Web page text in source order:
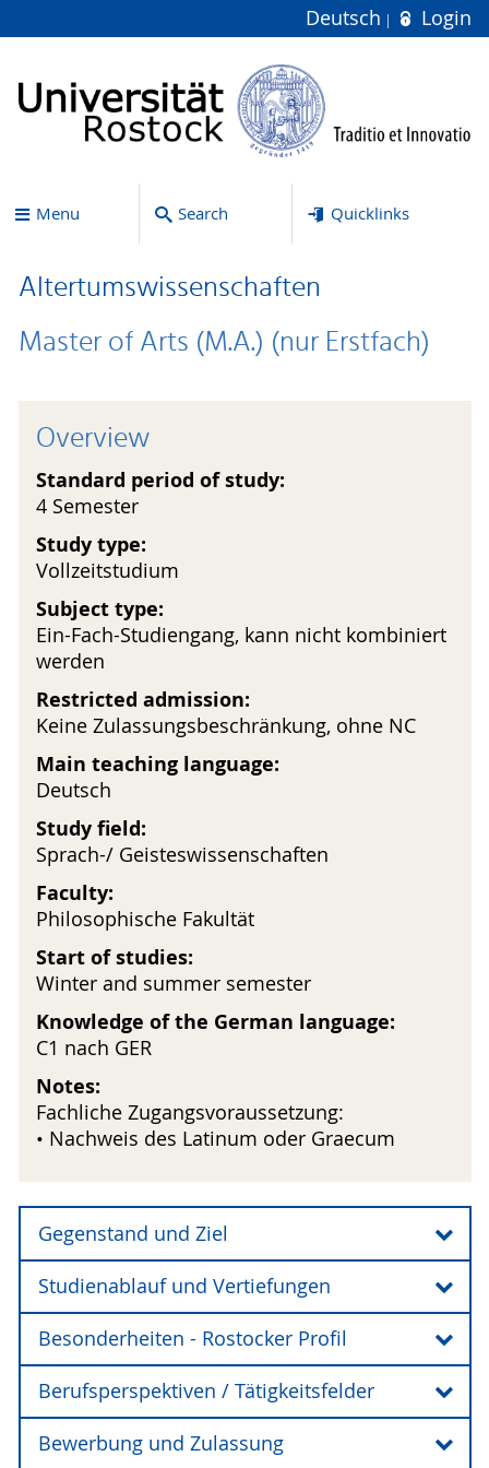
Deutsch Login
Menu Search Quicklinks
Altertumswissenschaften
Master of Arts (M.A.) (nur Erstfach)
Overview
Standard period of study:
4 Semester
Study type:
Vollzeitstudium
Subject type:
Ein-Fach-Studiengang, kann nicht kombiniert
werden
Restricted admission:
Keine Zulassungsbeschränkung, ohne NC
Main teaching language:
Deutsch
Study field:
Sprach-/ Geisteswissenschaften
Faculty:
Philosophische Fakultät
Start of studies:
Winter and summer semester
Knowledge of the German language:
C1 nach GER
Notes:
Fachliche Zugangsvoraussetzung:
• Nachweis des Latinum oder Graecum
Gegenstand und Ziel
Der Masterstudiengang bettet die
Fachkenntnisse, die im Schwerpunktfach
erworben werden, in den interdisziplinären
Kontext der Altertumswissenschaften ein. Alte
Geschichte, Gräzistik, Klassische Archäologie,
Latinistik und Ur- und Frühgeschichte haben das
gemeinsame Erkenntnisziel, auf Basis einer oft
Studienablauf und Vertiefungen
Besonderheiten - Rostocker Profil
Die Ur- und Frühgeschichte an der Universität
Rostock ist primär auf den Ostseeraum
fokussiert. Vom Mittelalter bis zur Gegenwart ist
Berufsperspektiven / Tätigkeitsfelder
Absolventinnen und Absolventen erwerben
Bewerbung und Zulassung